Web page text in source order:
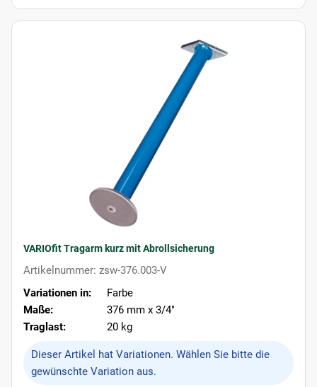
VARIOfit Tragarm kurz mit Abrollsicherung
Artikelnummer: zsw-376.003-V
Variationen in:
Farbe
Maße:
376 mm x 3/4"
Traglast:
20 kg
xDieser Artikel hat Variationen. Wählen Sie bitte die
gewünschte Variation aus.